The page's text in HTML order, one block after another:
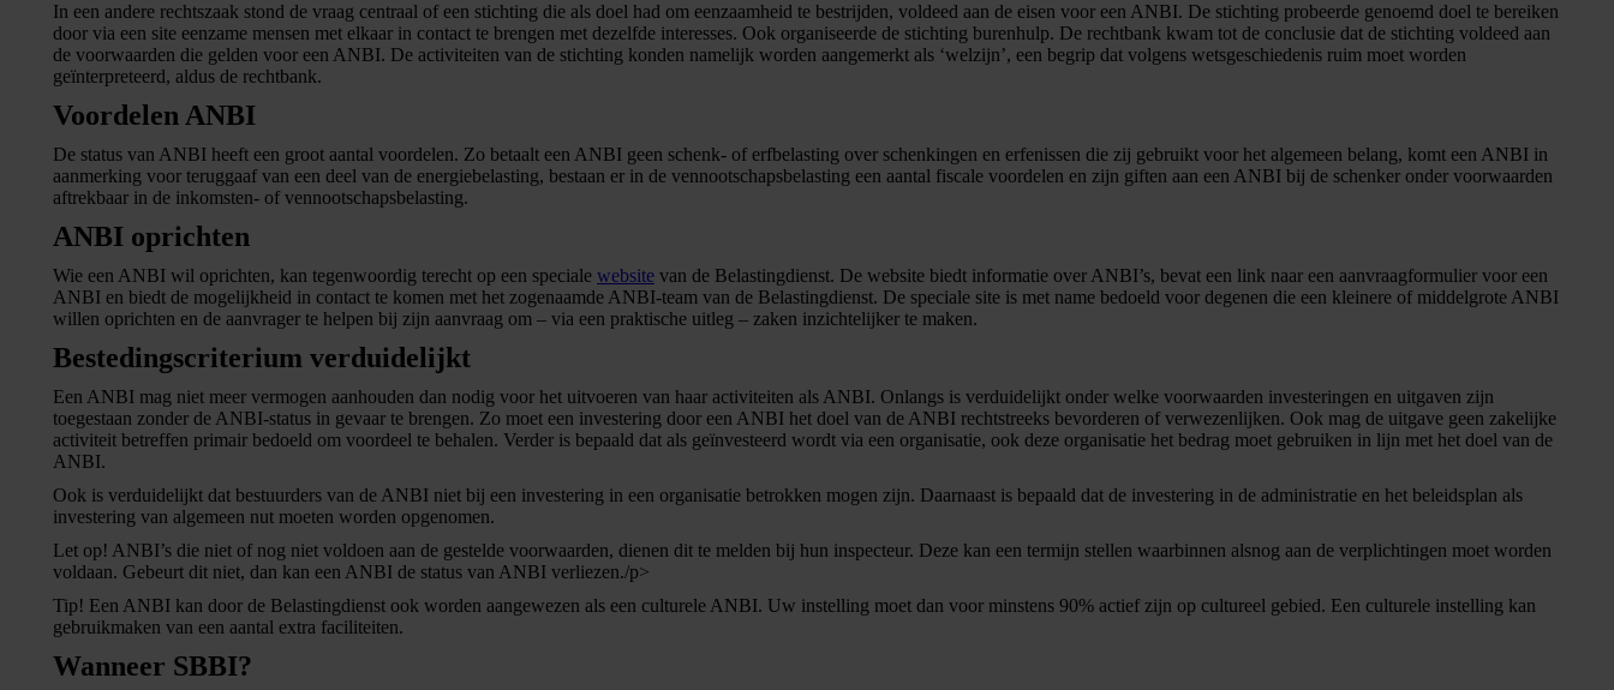
In een andere rechtszaak stond de vraag centraal of een stichting die als doel had om eenzaamheid te bestrijden, voldeed aan de eisen voor een ANBI. De stichting probeerde genoemd doel te bereiken
door via een site eenzame mensen met elkaar in contact te brengen met dezelfde interesses. Ook organiseerde de stichting burenhulp. De rechtbank kwam tot de conclusie dat de stichting voldeed aan
de voorwaarden die gelden voor een ANBI. De activiteiten van de stichting konden namelijk worden aangemerkt als ‘welzijn’, een begrip dat volgens wetsgeschiedenis ruim moet worden
geïnterpreteerd, aldus de rechtbank.
Voordelen ANBI
De status van ANBI heeft een groot aantal voordelen. Zo betaalt een ANBI geen schenk- of erfbelasting over schenkingen en erfenissen die zij gebruikt voor het algemeen belang, komt een ANBI in
aanmerking voor teruggaaf van een deel van de energiebelasting, bestaan er in de vennootschapsbelasting een aantal fiscale voordelen en zijn giften aan een ANBI bij de schenker onder voorwaarden
aftrekbaar in de inkomsten- of vennootschapsbelasting.
ANBI oprichten
Wie een ANBI wil oprichten, kan tegenwoordig terecht op een speciale website van de Belastingdienst. De website biedt informatie over ANBI’s, bevat een link naar een aanvraagformulier voor een
ANBI en biedt de mogelijkheid in contact te komen met het zogenaamde ANBI-team van de Belastingdienst. De speciale site is met name bedoeld voor degenen die een kleinere of middelgrote ANBI
willen oprichten en de aanvrager te helpen bij zijn aanvraag om – via een praktische uitleg – zaken inzichtelijker te maken.
Bestedingscriterium verduidelijkt
Een ANBI mag niet meer vermogen aanhouden dan nodig voor het uitvoeren van haar activiteiten als ANBI. Onlangs is verduidelijkt onder welke voorwaarden investeringen en uitgaven zijn
toegestaan zonder de ANBI-status in gevaar te brengen. Zo moet een investering door een ANBI het doel van de ANBI rechtstreeks bevorderen of verwezenlijken. Ook mag de uitgave geen zakelijke
activiteit betreffen primair bedoeld om voordeel te behalen. Verder is bepaald dat als geïnvesteerd wordt via een organisatie, ook deze organisatie het bedrag moet gebruiken in lijn met het doel van de
ANBI.
Ook is verduidelijkt dat bestuurders van de ANBI niet bij een investering in een organisatie betrokken mogen zijn. Daarnaast is bepaald dat de investering in de administratie en het beleidsplan als
investering van algemeen nut moeten worden opgenomen.
Let op! ANBI’s die niet of nog niet voldoen aan de gestelde voorwaarden, dienen dit te melden bij hun inspecteur. Deze kan een termijn stellen waarbinnen alsnog aan de verplichtingen moet worden
voldaan. Gebeurt dit niet, dan kan een ANBI de status van ANBI verliezen./p>
Tip! Een ANBI kan door de Belastingdienst ook worden aangewezen als een culturele ANBI. Uw instelling moet dan voor minstens 90% actief zijn op cultureel gebied. Een culturele instelling kan
gebruikmaken van een aantal extra faciliteiten.
Wanneer SBBI?